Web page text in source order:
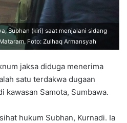
Subhan (kiri) saat menjalani sidang
Foto: Zulhaq Armansyah
jaksa diduga menerima
satu terdakwa dugaan
kawasan Samota, Sumbawa.
hukum Subhan, Kurnadi. Ia